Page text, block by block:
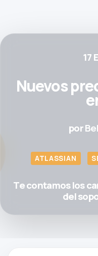
17
Nuevos
por
ATLASSIAN
Te contamos los
del